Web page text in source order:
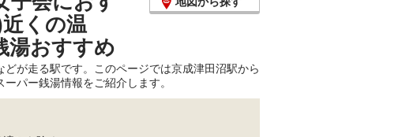
くの温
湯おすすめ
が走る駅です。このページでは京成津田沼駅から
パー銭湯情報をご紹介します。